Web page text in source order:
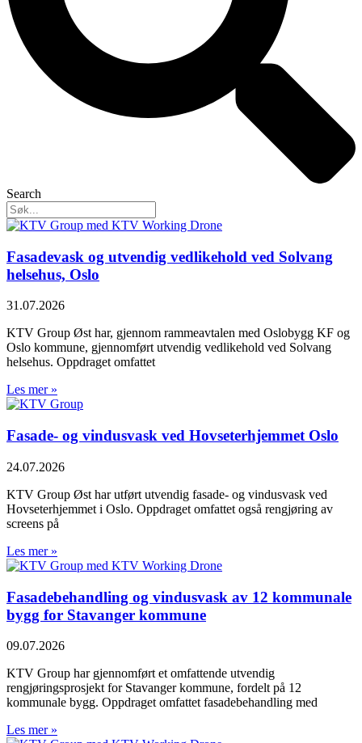
Search
Fasadevask og utvendig vedlikehold ved Solvang
helsehus, Oslo
31.07.2026
KTV Group Øst har, gjennom rammeavtalen med Oslobygg KF og
Oslo kommune, gjennomført utvendig vedlikehold ved Solvang
helsehus. Oppdraget omfattet
Les mer »
Fasade- og vindusvask ved Hovseterhjemmet Oslo
24.07.2026
KTV Group Øst har utført utvendig fasade- og vindusvask ved
Hovseterhjemmet i Oslo. Oppdraget omfattet også rengjøring av
screens på
Les mer »
Fasadebehandling og vindusvask av 12 kommunale
bygg for Stavanger kommune
09.07.2026
KTV Group har gjennomført et omfattende utvendig
rengjøringsprosjekt for Stavanger kommune, fordelt på 12
kommunale bygg. Oppdraget omfattet fasadebehandling med
Les mer »